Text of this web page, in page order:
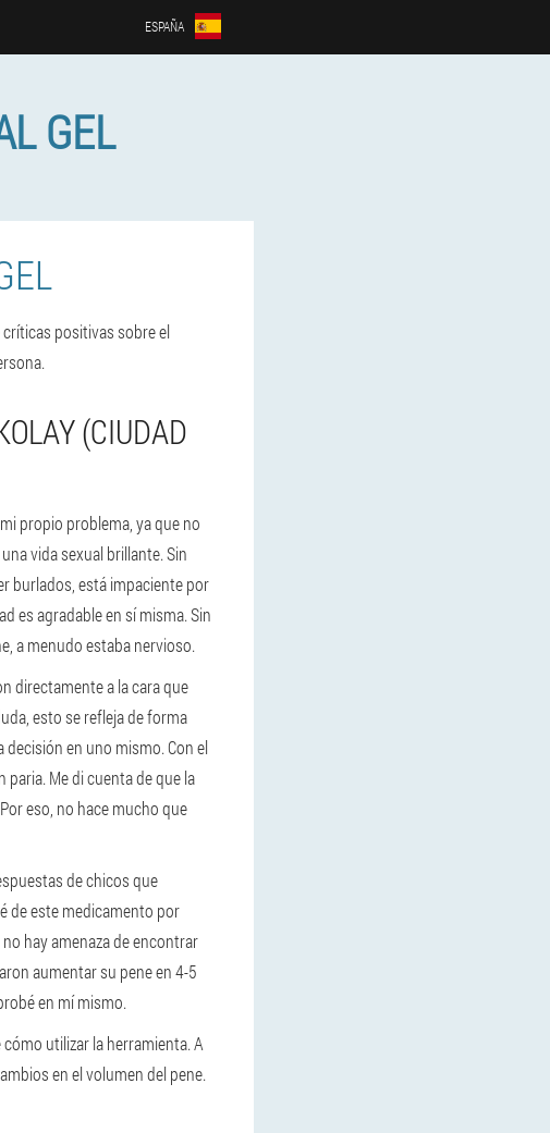
ESPAÑA
GEL
positivas sobre el
(CIUDAD
propio problema, ya que no
vida sexual brillante. Sin
burlados, está impaciente por
es agradable en sí misma. Sin
a menudo estaba nervioso.
directamente a la cara que
esto se refleja de forma
decisión en uno mismo. Con el
Me di cuenta de que la
eso, no hace mucho que
de chicos que
de este medicamento por
hay amenaza de encontrar
aumentar su pene en 4-5
en mí mismo.
utilizar la herramienta. A
en el volumen del pene.